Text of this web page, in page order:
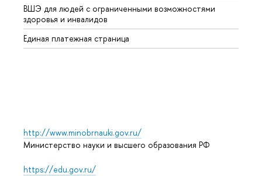
ВШЭ для людей с ограниченными возможностями
здоровья и инвалидов
Единая платежная страница
http://www.minobrnauki.gov.ru/
Министерство науки и высшего образования РФ
https://edu.gov.ru/